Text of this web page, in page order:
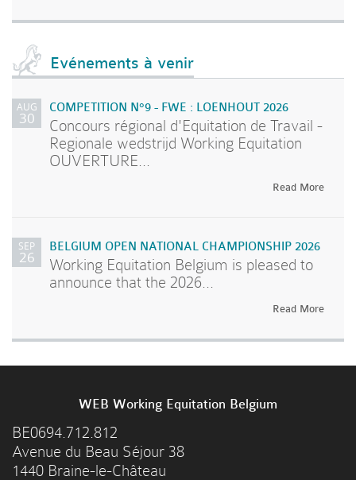
Evénements à venir
AUG
30
COMPETITION N°9 - FWE : LOENHOUT 2026
Concours régional d'Equitation de Travail -
Regionale wedstrijd Working Equitation
OUVERTURE...
Read More
SEP
26
BELGIUM OPEN NATIONAL CHAMPIONSHIP 2026
Working Equitation Belgium is pleased to
announce that the 2026...
Read More
WEB Working Equitation Belgium
BE0694.712.812
Avenue du Beau Séjour 38
1440 Braine-le-Château